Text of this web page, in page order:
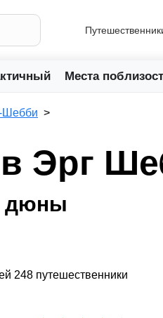
Места
Эрг
дюны
248 путешественники